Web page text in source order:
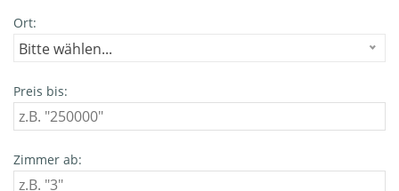
Ort:
Bitte wählen...
Preis bis:
Zimmer ab: